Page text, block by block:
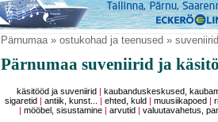
Pärnumaa» ostukohad ja teenused »
Pärnumaa suveniirid ja
käsitööd ja suveniirid
kaubanduskeskused,
sigaretid
|antiik, kunst... |ehted, kuld |muusiikapoed |
|mööbel, sisustamine |arvutid |valuutavahetus,